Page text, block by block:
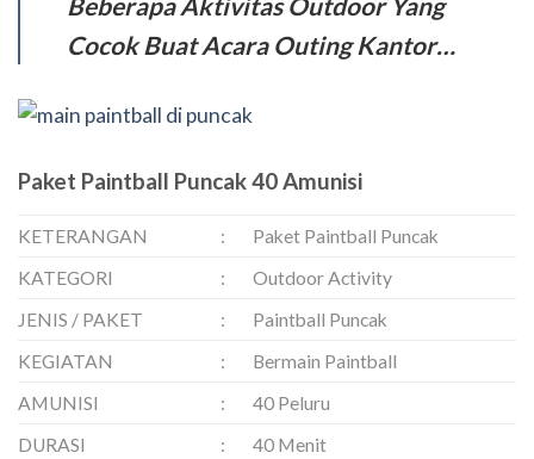
Cocok Buat Acara Outing Kantor…
Paket Paintball Puncak 40 Amunisi
KETERANGAN :
Paket Paintball Puncak
KATEGORI
:
Outdoor Activity
JENIS / PAKET
:
Paintball Puncak
KEGIATAN
:
Bermain Paintball
AMUNISI
:
40 Peluru
DURASI
:
40 Menit